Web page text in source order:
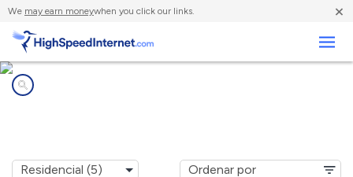
We may earn moneywhen you click our links. ×